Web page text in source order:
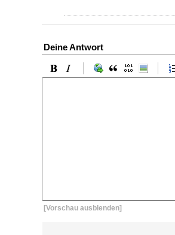
Deine Antwort
[Vorschau ausblenden]